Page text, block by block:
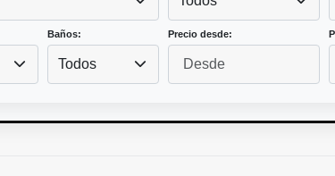
Baños:
Todos
Precio desde: